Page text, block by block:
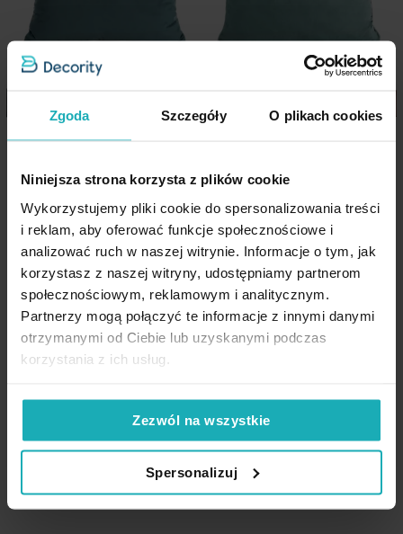
Zgoda Szczegóły O plikach cookies
Niniejsza strona korzysta z plików cookie
Wykorzystujemy pliki cookie do spersonalizowania treści
i reklam, aby oferować funkcje społecznościowe i
analizować ruch w naszej witrynie. Informacje o tym, jak
korzystasz z naszej witryny, udostępniamy partnerom
społecznościowym, reklamowym i analitycznym.
Partnerzy mogą połączyć te informacje z innymi danymi
otrzymanymi od Ciebie lub uzyskanymi podczas
korzystania z ich usług.
Zezwól na wszystkie
Spersonalizuj
szerokość: 50 cm
skład: 100% poliester - welwet
gramatura: 220 g/m
Nie prasować
do listy życzeń
Poszewka na poduszkę 45x45
połysku gładka
ciemnoniebieska GAJA 1
Eurofirany
15,74 zł
-30%
Najniższa cena z 30 dni przed
obniżką:22,50 zł
Cena regularna: 22,50 zł
Dodaj do koszyka Dodaj do listy życzeń
połysku z ozdobną lamówką
niebieska GAJA 2 Eurofirany
17,36 zł
-30%
Najniższa cena z 30 dni przed
obniżką:24,80 zł
Cena regularna:24,80 zł